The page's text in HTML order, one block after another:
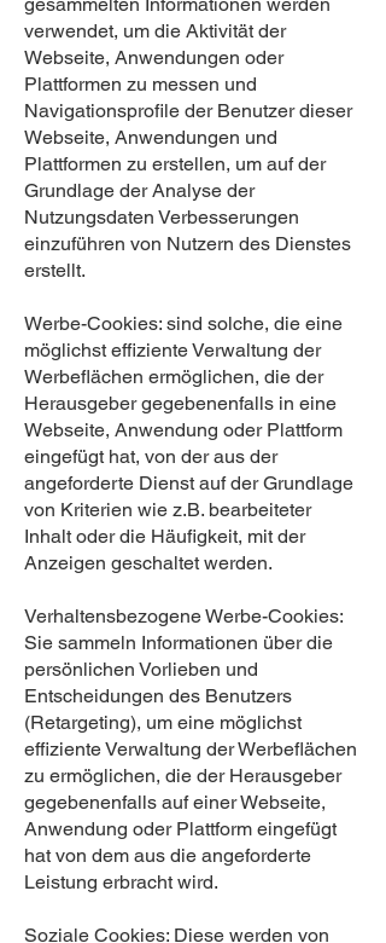
verwendet, um die Aktivität der
Webseite, Anwendungen oder
Plattformen zu messen und
Navigationsprofile der Benutzer dieser
Webseite, Anwendungen und
Plattformen zu erstellen, um auf der
Grundlage der Analyse der
Nutzungsdaten Verbesserungen
einzuführen von Nutzern des Dienstes
erstellt.
Werbe-Cookies: sind solche, die eine
möglichst effiziente Verwaltung der
Werbeflächen ermöglichen, die der
Herausgeber gegebenenfalls in eine
Webseite, Anwendung oder Plattform
eingefügt hat, von der aus der
angeforderte Dienst auf der Grundlage
von Kriterien wie z.B. bearbeiteter
Inhalt oder die Häufigkeit, mit der
Anzeigen geschaltet werden.
Verhaltensbezogene Werbe-Cookies:
Sie sammeln Informationen über die
persönlichen Vorlieben und
Entscheidungen des Benutzers
(Retargeting), um eine möglichst
effiziente Verwaltung der Werbeflächen
zu ermöglichen, die der Herausgeber
gegebenenfalls auf einer Webseite,
Anwendung oder Plattform eingefügt
hat von dem aus die angeforderte
Leistung erbracht wird.
Soziale Cookies: Diese werden von